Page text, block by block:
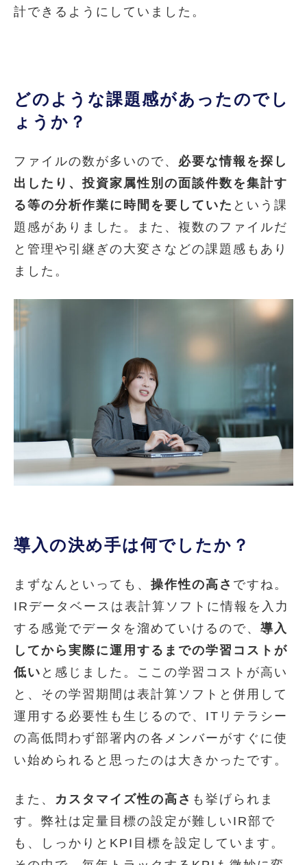
計できるようにしていました。
どのような課題感があったのでし
ょうか？
ファイルの数が多いので、 必要な情報を探し
出したり、投資家属性別の面談件数を集計す
る等の分析作業に時間を要していた という課
題感がありました。また、複数のファイルだ
と管理や引継ぎの大変さなどの課題感もあり
ました。
導入の決め手は何でしたか？
まずなんといっても、 操作性の高さ ですね。
IRデータベースは表計算ソフトに情報を入力
する感覚でデータを溜めていけるので、 導入
してから実際に運用するまでの学習コストが
低い と感じました。ここの学習コストが高い
と、その学習期間は表計算ソフトと併用して
運用する必要性も生じるので、ITリテラシー
の高低問わず部署内の各メンバーがすぐに使
い始められると思ったのは大きかったです。
また、 カスタマイズ性の高さ も挙げられま
す。弊社は定量目標の設定が難しいIR部で
も、しっかりとKPI目標を設定しています。